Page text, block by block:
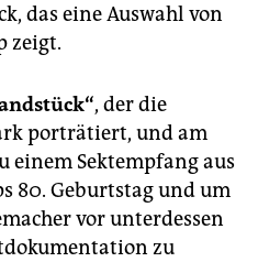
das eine Auswahl von
zeigt.
, der die
porträtiert, und am
einem Sektempfang aus
80. Geburtstag und um
vor unterdessen
zu